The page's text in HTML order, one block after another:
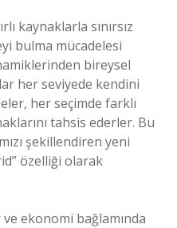
kaynaklarla sınırsız
bulma mücadelesi
bireysel
her seviyede kendini
her seçimde farklı
tahsis ederler. Bu
şekillendiren yeni
özelliği olarak
ekonomi bağlamında